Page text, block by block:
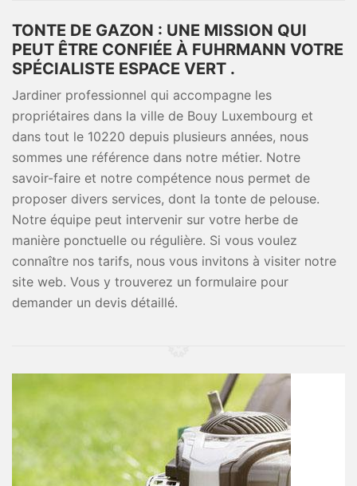
TONTE DE GAZON : UNE MISSION QUI
PEUT ÊTRE CONFIÉE À FUHRMANN VOTRE
SPÉCIALISTE ESPACE VERT .
Jardiner professionnel qui accompagne les
propriétaires dans la ville de Bouy Luxembourg et
dans tout le 10220 depuis plusieurs années, nous
sommes une référence dans notre métier. Notre
savoir-faire et notre compétence nous permet de
proposer divers services, dont la tonte de pelouse.
Notre équipe peut intervenir sur votre herbe de
manière ponctuelle ou régulière. Si vous voulez
connaître nos tarifs, nous vous invitons à visiter notre
site web. Vous y trouverez un formulaire pour
demander un devis détaillé.